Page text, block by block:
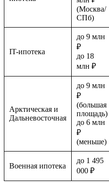
(Москва/
СПб)
IT-ипотека
до 9 млн
₽
до 18
млн ₽
Арктическая и
Дальневосточная
до 9 млн
₽
(большая
площадь)
до 6 млн
₽
(меньше)
Военная ипотека
до 1 495
000 ₽